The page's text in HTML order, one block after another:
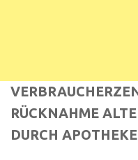
RÜCKNAHME
DURCH